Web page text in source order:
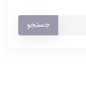
جستجو